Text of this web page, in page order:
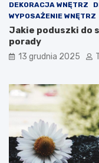
DEKORACJA WNĘTRZ
WYPOSAŻENIE WNĘTRZ
Jakie poduszki do
porady
13 grudnia 2025